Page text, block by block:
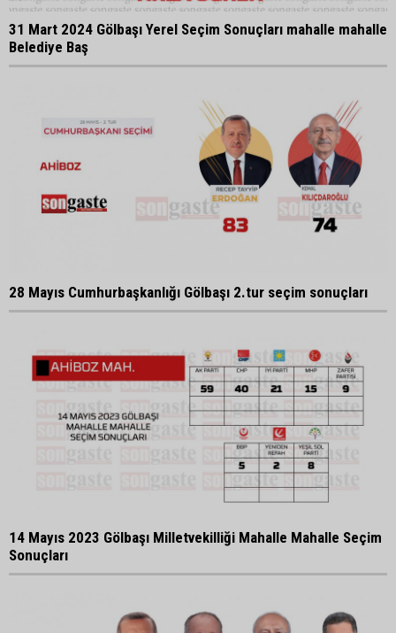
31 Mart 2024 Gölbaşı Yerel Seçim Sonuçları mahalle mahalle
Belediye Baş
28 Mayıs Cumhurbaşkanlığı Gölbaşı 2.tur seçim sonuçları
14 Mayıs 2023 Gölbaşı Milletvekilliği Mahalle Mahalle Seçim
Sonuçları